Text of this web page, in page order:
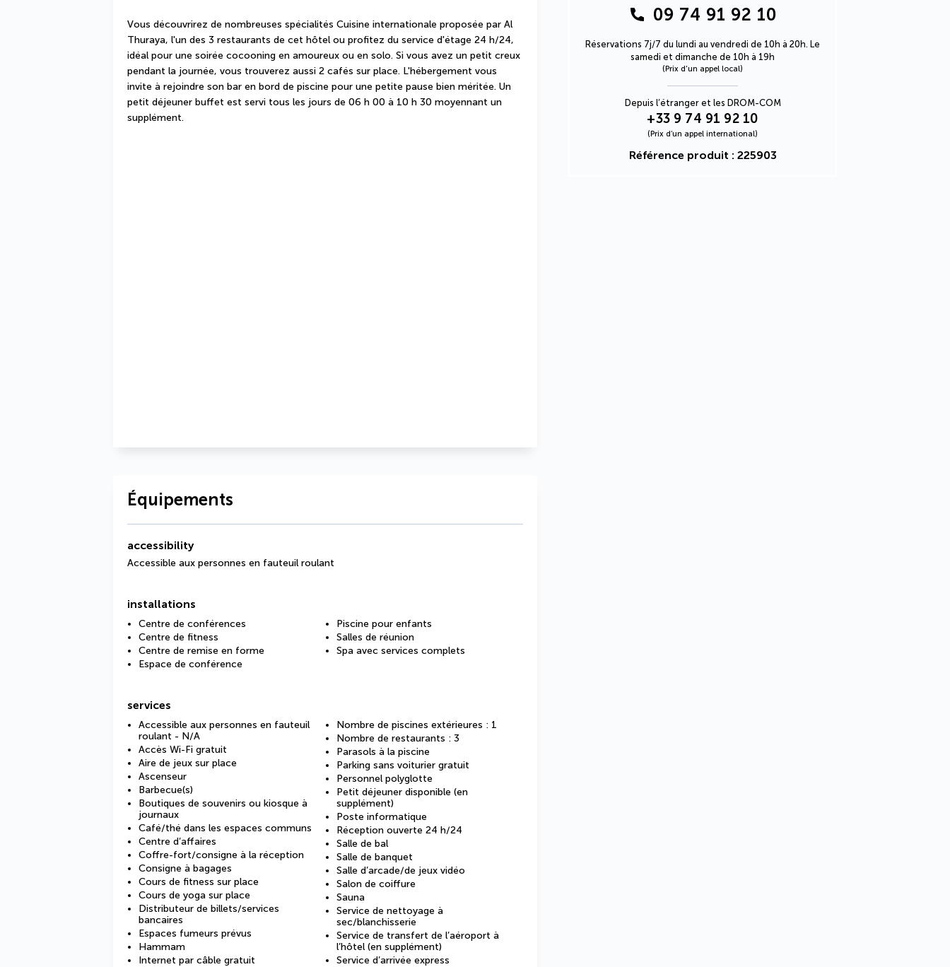
09 74 91 92 10
Réservations 7j/7 du lundi au vendredi de 10h à 20h. Le
samedi et dimanche de 10h à 19h
(Prix d'un appel local)
Depuis l’étranger et les DROM-COM
+33 9 74 91 92 10
(Prix d’un appel international)
Référence produit : 225903
Vous découvrirez de nombreuses spécialités Cuisine internationale proposée par Al
Thuraya, l'un des 3 restaurants de cet hôtel ou profitez du service d'étage 24 h/24,
idéal pour une soirée cocooning en amoureux ou en solo. Si vous avez un petit creux
pendant la journée, vous trouverez aussi 2 cafés sur place. L'hébergement vous
invite à rejoindre son bar en bord de piscine pour une petite pause bien méritée. Un
petit déjeuner buffet est servi tous les jours de 06 h 00 à 10 h 30 moyennant un
supplément.
Équipements
accessibility
Accessible aux personnes en fauteuil roulant
installations
Centre de conférences
Centre de fitness
Centre de remise en forme
Espace de conférence
Piscine pour enfants
Salles de réunion
Spa avec services complets
services
Accessible aux personnes en fauteuil
roulant - N/A
Accès Wi-Fi gratuit
Aire de jeux sur place
Ascenseur
Barbecue(s)
Boutiques de souvenirs ou kiosque à
journaux
Café/thé dans les espaces communs
Centre d’affaires
Coffre-fort/consigne à la réception
Consigne à bagages
Cours de fitness sur place
Cours de yoga sur place
Distributeur de billets/services
bancaires
Espaces fumeurs prévus
Hammam
Internet par câble gratuit
Nombre de piscines extérieures : 1
Nombre de restaurants : 3
Parasols à la piscine
Parking sans voiturier gratuit
Personnel polyglotte
Petit déjeuner disponible (en
supplément)
Poste informatique
Réception ouverte 24 h/24
Salle de bal
Salle de banquet
Salle d’arcade/de jeux vidéo
Salon de coiffure
Sauna
Service de nettoyage à
sec/blanchisserie
Service de transfert de l’aéroport à
l’hôtel (en supplément)
Service d’arrivée express